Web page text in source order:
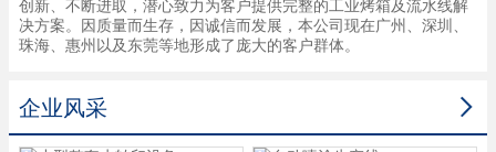
创新、不断进取，潜心致力为客户提供完整的工业烤箱及流水线解
决方案。因质量而生存，因诚信而发展，本公司现在广州、深圳、
珠海、惠州以及东莞等地形成了庞大的客户群体。

企业风采